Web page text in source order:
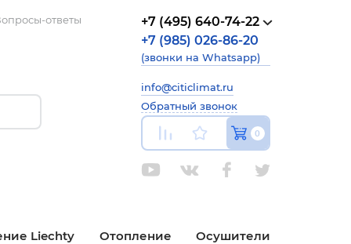
ответы
+7 (495) 640-74-22
+7 (985) 026-86-20
(звонки на Whatsapp)
info@citiclimat.ru
Обратный звонок
0
Liechty Отопление Осушители